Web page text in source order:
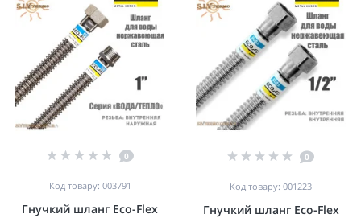
0
Код товару: 003791
Гнучкий шланг Eco-Flex
0
Код товару: 001223
Гнучкий шланг Eco-Flex